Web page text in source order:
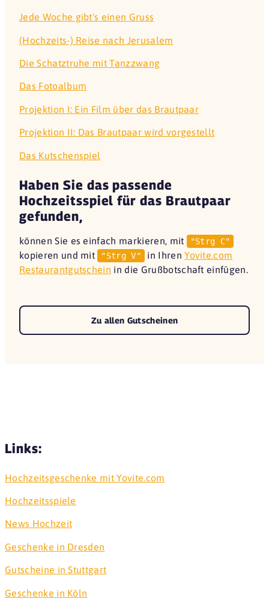
Jede Woche gibt's einen Gruss
(Hochzeits-) Reise nach Jerusalem
Die Schatztruhe mit Tanzzwang
Das Fotoalbum
Projektion I: Ein Film über das Brautpaar
Projektion II: Das Brautpaar wird vorgestellt
Das Kutschenspiel
Haben Sie das passende
Hochzeitsspiel für das Brautpaar
gefunden,
können Sie es einfach markieren, mit "Strg C"
kopieren und mit "Strg V" in IhrenYovite.com
Restaurantgutschein in die Grußbotschaft einfügen.
Zu allen Gutscheinen
Links:
Hochzeitsgeschenke mit Yovite.com
Hochzeitsspiele
News Hochzeit
Geschenke in Dresden
Gutscheine in Stuttgart
Geschenke in Köln